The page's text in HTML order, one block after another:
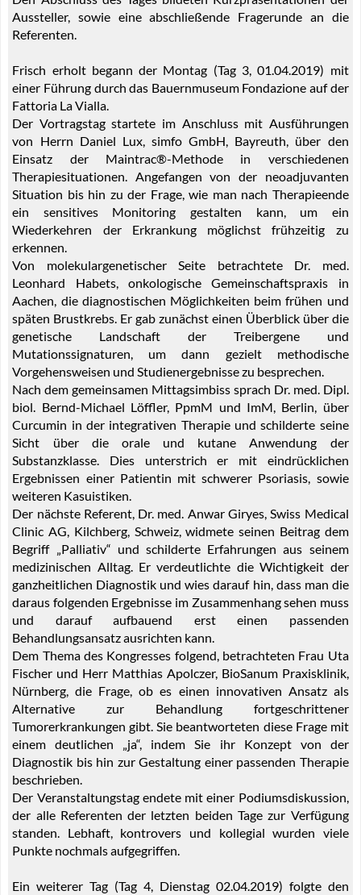
Aussteller, sowie eine abschließende Fragerunde an die
Referenten.
Frisch erholt begann der Montag (Tag 3, 01.04.2019) mit
einer Führung durch das Bauernmuseum Fondazione auf der
Fattoria La Vialla.
Der Vortragstag startete im Anschluss mit Ausführungen
von Herrn Daniel Lux, simfo GmbH, Bayreuth, über den
Einsatz der Maintrac®-Methode in verschiedenen
Therapiesituationen. Angefangen von der neoadjuvanten
Situation bis hin zu der Frage, wie man nach Therapieende
ein sensitives Monitoring gestalten kann, um ein
Wiederkehren der Erkrankung möglichst frühzeitig zu
erkennen.
Von molekulargenetischer Seite betrachtete Dr. med.
Leonhard Habets, onkologische Gemeinschaftspraxis in
Aachen, die diagnostischen Möglichkeiten beim frühen und
späten Brustkrebs. Er gab zunächst einen Überblick über die
genetische Landschaft der Treibergene und
Mutationssignaturen, um dann gezielt methodische
Vorgehensweisen und Studienergebnisse zu besprechen.
Nach dem gemeinsamen Mittagsimbiss sprach Dr. med. Dipl.
biol. Bernd-Michael Löffler, PpmM und ImM, Berlin, über
Curcumin in der integrativen Therapie und schilderte seine
Sicht über die orale und kutane Anwendung der
Substanzklasse. Dies unterstrich er mit eindrücklichen
Ergebnissen einer Patientin mit schwerer Psoriasis, sowie
weiteren Kasuistiken.
Der nächste Referent, Dr. med. Anwar Giryes, Swiss Medical
Clinic AG, Kilchberg, Schweiz, widmete seinen Beitrag dem
Begriff „Palliativ“ und schilderte Erfahrungen aus seinem
medizinischen Alltag. Er verdeutlichte die Wichtigkeit der
ganzheitlichen Diagnostik und wies darauf hin, dass man die
daraus folgenden Ergebnisse im Zusammenhang sehen muss
und darauf aufbauend erst einen passenden
Behandlungsansatz ausrichten kann.
Dem Thema des Kongresses folgend, betrachteten Frau Uta
Fischer und Herr Matthias Apolczer, BioSanum Praxisklinik,
Nürnberg, die Frage, ob es einen innovativen Ansatz als
Alternative zur Behandlung fortgeschrittener
Tumorerkrankungen gibt. Sie beantworteten diese Frage mit
einem deutlichen „ja“, indem Sie ihr Konzept von der
Diagnostik bis hin zur Gestaltung einer passenden Therapie
beschrieben.
Der Veranstaltungstag endete mit einer Podiumsdiskussion,
der alle Referenten der letzten beiden Tage zur Verfügung
standen. Lebhaft, kontrovers und kollegial wurden viele
Punkte nochmals aufgegriffen.
Ein weiterer Tag (Tag 4, Dienstag 02.04.2019) folgte den